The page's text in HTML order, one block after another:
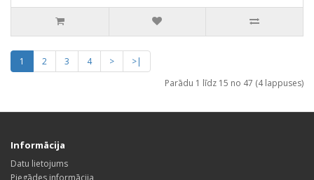
1 2 3 4 >
>|
Parādu 1 līdz 15 no 47 (4 lappuses)
Informācija
Datu lietojums
Piegādes informācija